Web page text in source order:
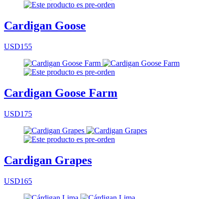
Cardigan Goose
USD155
Cardigan Goose Farm
USD175
Cardigan Grapes
USD165